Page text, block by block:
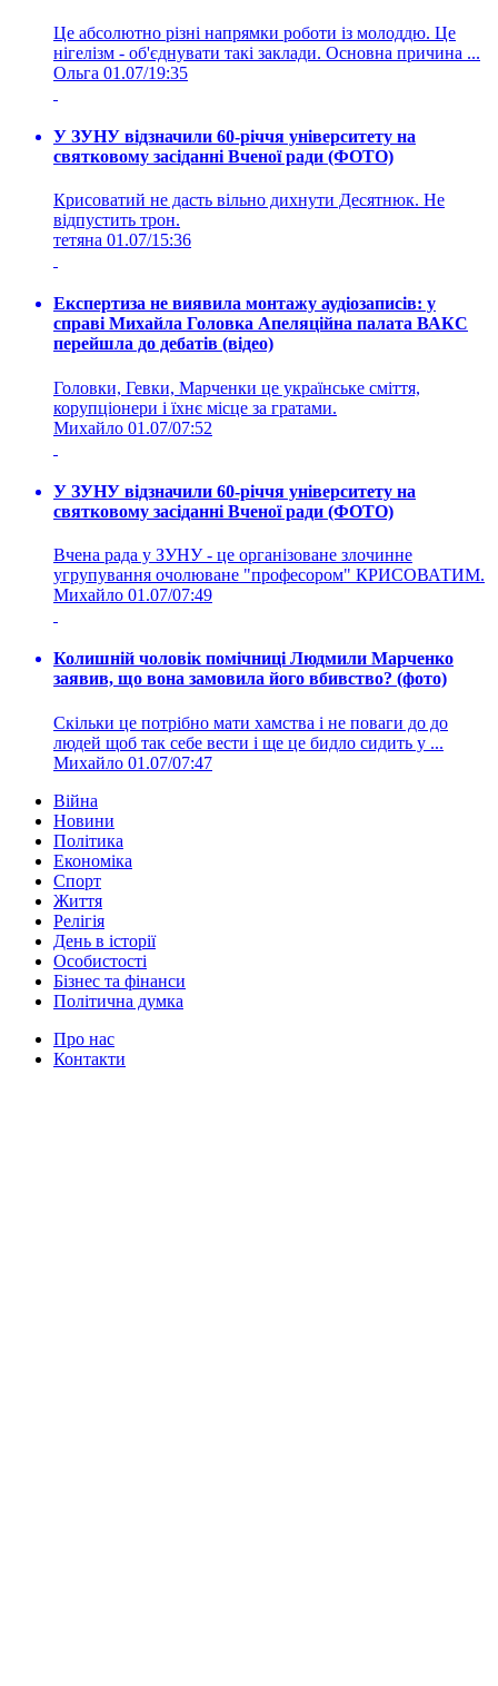
Це абсолютно різні напрямки роботи із молоддю. Це
нігелізм - об'єднувати такі заклади. Основна причина ...
Ольга 01.07/19:35
У ЗУНУ відзначили 60-річчя університету на
святковому засіданні Вченої ради (ФОТО)
Крисоватий не дасть вільно дихнути Десятнюк. Не
відпустить трон.
тетяна 01.07/15:36
Експертиза не виявила монтажу аудіозаписів: у
справі Михайла Головка Апеляційна палата ВАКС
перейшла до дебатів (відео)
Головки, Гевки, Марченки це українське сміття,
корупціонери і їхнє місце за гратами.
Михайло 01.07/07:52
У ЗУНУ відзначили 60-річчя університету на
святковому засіданні Вченої ради (ФОТО)
Вчена рада у ЗУНУ - це організоване злочинне
угрупування очолюване "професором" КРИСОВАТИМ.
Михайло 01.07/07:49
Колишній чоловік помічниці Людмили Марченко
заявив, що вона замовила його вбивство? (фото)
Скільки це потрібно мати хамства і не поваги до до
людей щоб так себе вести і ще це бидло сидить у ...
Михайло 01.07/07:47
Війна
Новини
Політика
Економіка
Спорт
Життя
Релігія
День в історії
Особистості
Бізнес та фінанси
Політична думка
Про нас
Контакти